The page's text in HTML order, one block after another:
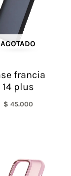
AGOTADO
francia
14 plus
$ 45.000